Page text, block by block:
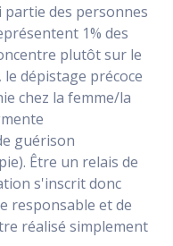
partie des personnes
1% des
plutôt sur le
dépistage précoce
chez la femme/la
guérison
Être un relais de
s'inscrit donc
responsable et de
réalisé simplement